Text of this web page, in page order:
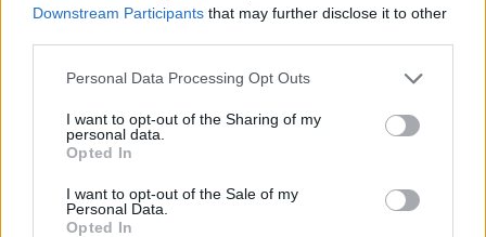
Downstream Participants that may further disclose it to other
Personal Data Processing Opt Outs
I want to opt-out of the Sharing of my
personal data.
Opted In
I want to opt-out of the Sale of my
Personal Data.
Opted In
17
Porsche 997 Turbo RS (2007)
13 384 visningar9 kommentarer
Magazine Nr1 2015"
(1994)